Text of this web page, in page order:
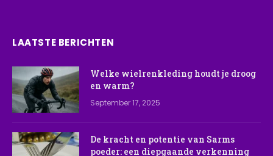
LAATSTE BERICHTEN
Welke wielrenkleding houdt je droog
en warm?
September 17, 2025
De kracht en potentie van Sarms
poeder: een diepgaande verkenning